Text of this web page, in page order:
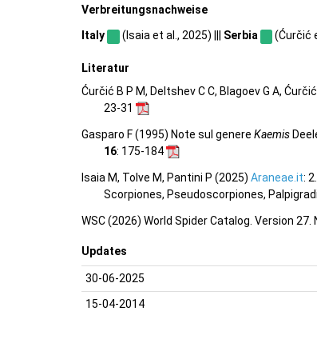
Verbreitungsnachweise
Italy (Isaia et al., 2025) ||| Serbia (Ćurčić
Literatur
Ćurčić B P M, Deltshev C C, Blagoev G A,
23-31
Gasparo F (1995) Note sul genere Kaemis
16: 175-184
Isaia M, Tolve M, Pantini P (2025) Araneae.it:
Scorpiones, Pseudoscorpiones,
WSC (2026) World Spider Catalog. Version
Updates
30-06-2025
15-04-2014